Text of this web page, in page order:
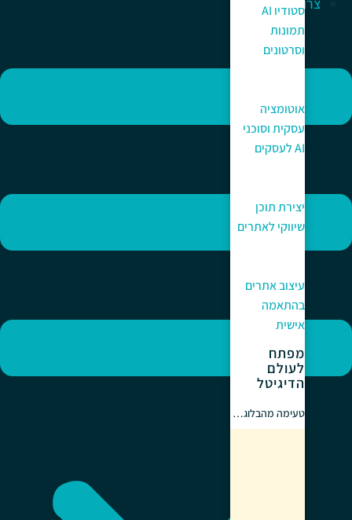
סטודיו AI
תמונות
וסרטונים
אוטומציה
עסקית וסוכני
AI לעסקים
יצירת תוכן
שיווקי לאתרים
עיצוב אתרים
בהתאמה
אישית
מפתח
לעולם
הדיגיטל
טעימה מהבלוג…